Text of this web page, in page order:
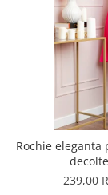
Rochie eleganta
239,00